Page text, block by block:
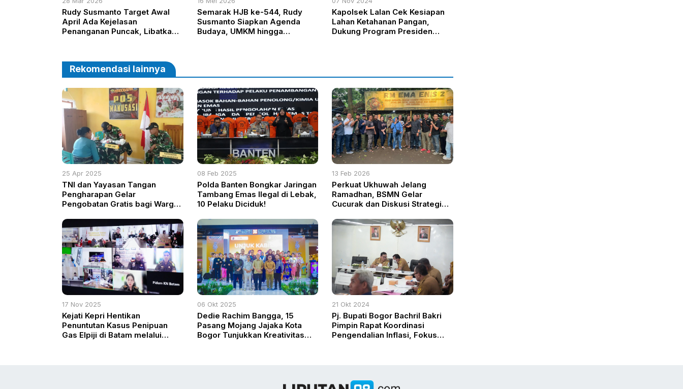
Rudy Susmanto Target Awal
April Ada Kejelasan
Penanganan Puncak, Libatkan
Semarak HJB ke-544, Rudy
Susmanto Siapkan Agenda
Budaya, UMKM hingga
Kapolsek Lalan Cek Kesiapan
Lahan Ketahanan Pangan,
Dukung Program Presiden
Rekomendasi lainnya
25 Apr 2025
TNI dan Yayasan Tangan
Pengharapan Gelar
Pengobatan Gratis bagi Warga
08 Feb 2025
Polda Banten Bongkar Jaringan
Tambang Emas Ilegal di Lebak,
10 Pelaku Diciduk!
13 Feb 2026
Perkuat Ukhuwah Jelang
Ramadhan, BSMN Gelar
Cucurak dan Diskusi Strategis
17 Nov 2025
Kejati Kepri Hentikan
Penuntutan Kasus Penipuan
Gas Elpiji di Batam melalui
06 Okt 2025
Dedie Rachim Bangga, 15
Pasang Mojang Jajaka Kota
Bogor Tunjukkan Kreativitas
21 Okt 2024
Pj. Bupati Bogor Bachril Bakri
Pimpin Rapat Koordinasi
Pengendalian Inflasi, Fokus